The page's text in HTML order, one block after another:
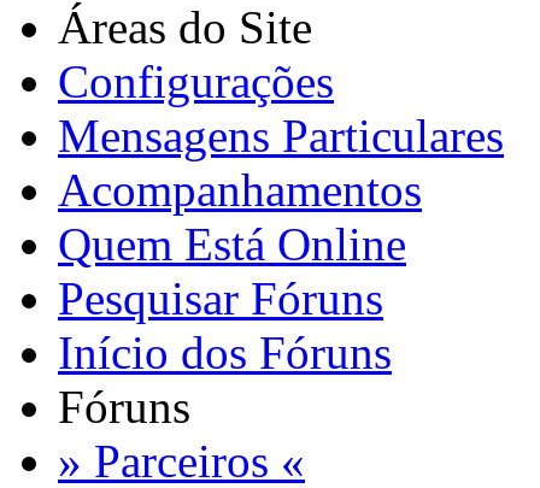
Áreas do Site
Configurações
Mensagens Particulares
Acompanhamentos
Quem Está Online
Pesquisar Fóruns
Início dos Fóruns
Fóruns
» Parceiros «